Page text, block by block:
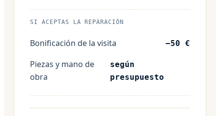
SI ACEPTAS LA REPARACIÓN
Bonificación de la visita −50 €
Piezas y mano de
obra
según
presupuesto